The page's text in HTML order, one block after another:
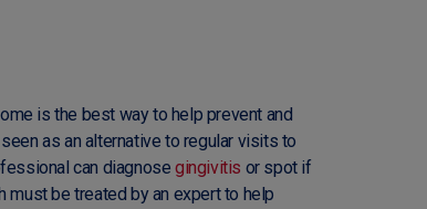
is the best way to help prevent and
as an alternative to regular visits to
can diagnosegingivitis or spot if
must be treated by an expert to help